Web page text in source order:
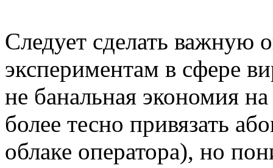
Следует сделать важную
экспериментам в сфере
не банальная экономия
более тесно привязать
облаке оператора), но